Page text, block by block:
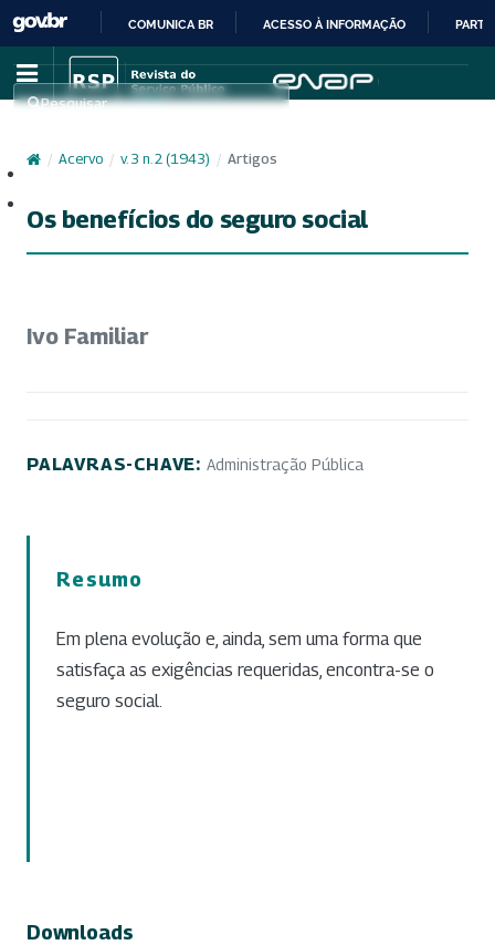
IR
PARA
CONTEÚDO
COMUNICA BR ACESSO À INFORMAÇÃO
Pesquisar
/ Acervo / v. 3 n. 2 (1943) / Artigos
Os benefícios do seguro social
Ivo Familiar
PALAVRAS-CHAVE: Administração Pública
Resumo
Em plena evolução e, ainda, sem uma forma que
satisfaça as exigências requeridas, encontra-se o
seguro social.
Downloads